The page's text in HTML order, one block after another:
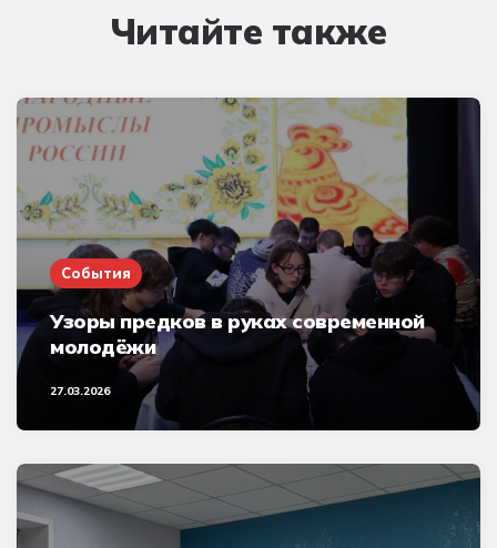
Читайте также
События
Узоры предков в руках современной
молодёжи
27.03.2026